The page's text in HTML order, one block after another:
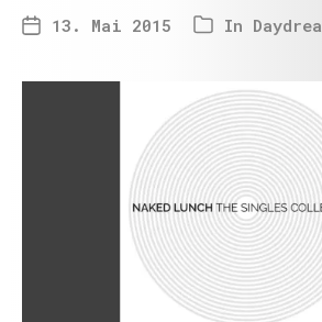
13. Mai 2015 In